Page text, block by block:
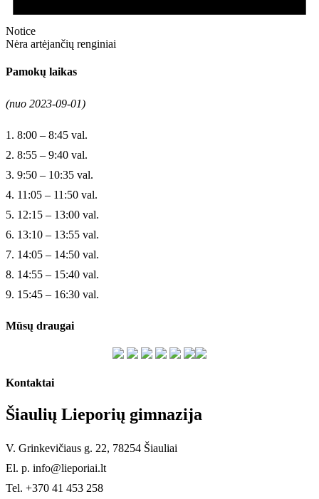
Notice
Nėra artėjančių renginiai
Pamokų laikas
(nuo 2023-09-01)
1. 8:00 – 8:45 val.
2. 8:55 – 9:40 val.
3. 9:50 – 10:35 val.
4. 11:05 – 11:50 val.
5. 12:15 – 13:00 val.
6. 13:10 – 13:55 val.
7. 14:05 – 14:50 val.
8. 14:55 – 15:40 val.
9. 15:45 – 16:30 val.
Mūsų draugai
Kontaktai
Šiaulių Lieporių gimnazija
V. Grinkevičiaus g. 22, 78254 Šiauliai
El. p. info@lieporiai.lt
Tel. +370 41 453 258